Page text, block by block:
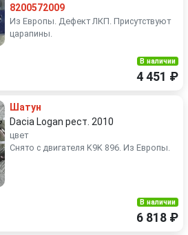
8200572009
Из Европы. Дефект ЛКП. Присутствуют
царапины.
В наличии
4 451 ₽
Шатун
Dacia Logan рест. 2010
цвет
Снято с двигателя K9K 896. Из Европы.
В наличии
6 818 ₽